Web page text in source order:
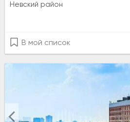
Невский район
В мой список